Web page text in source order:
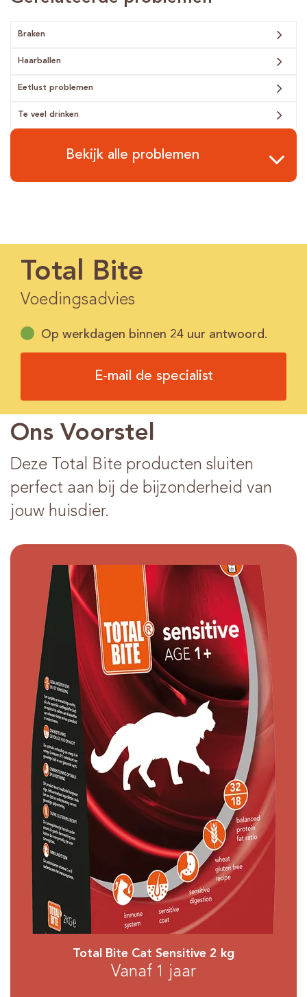
Braken
Haarballen
Eetlust problemen
Te veel drinken
Bekijk alle problemen
Total Bite
Voedingsadvies
Op werkdagen binnen 24 uur antwoord.
E-mail de specialist
Ons Voorstel
Deze Total Bite producten sluiten
perfect aan bij de bijzonderheid van
jouw huisdier.
Total Bite Cat Sensitive 2 kg
Vanaf 1 jaar